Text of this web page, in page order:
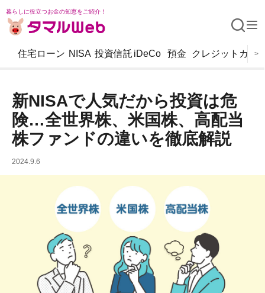
暮らしに役立つお金の知恵をご紹介！
住宅ローン NISA 投資信託 iDeCo 預金 クレジットカー
>
新NISAで人気だから投資は危
険…全世界株、米国株、高配当
株ファンドの違いを徹底解説
2024.9.6